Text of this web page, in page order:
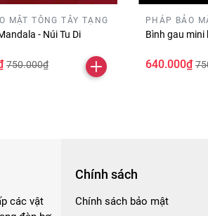
MẬT TÔNG TÂY TẠNG
- Núi Tu Di
750.000₫
PHÁP BẢO
Bình gau mini
640.000₫
các vật
Chính sách
Chính sách bảo mật